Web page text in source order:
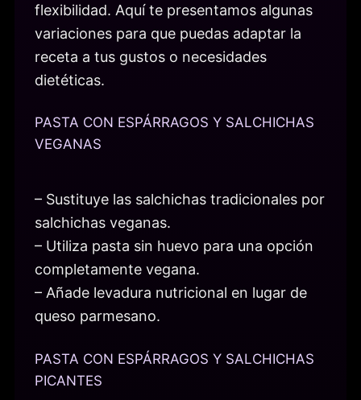
flexibilidad. Aquí te presentamos algunas
variaciones para que puedas adaptar la
receta a tus gustos o necesidades
dietéticas.
PASTA CON ESPÁRRAGOS Y SALCHICHAS
VEGANAS
– Sustituye las salchichas tradicionales por
salchichas veganas.
– Utiliza pasta sin huevo para una opción
completamente vegana.
– Añade levadura nutricional en lugar de
queso parmesano.
PASTA CON ESPÁRRAGOS Y SALCHICHAS
PICANTES